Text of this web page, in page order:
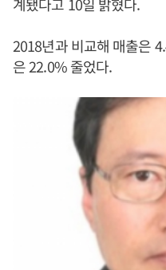
2018년과 비교해 매출은
은 22.0% 줄었다.